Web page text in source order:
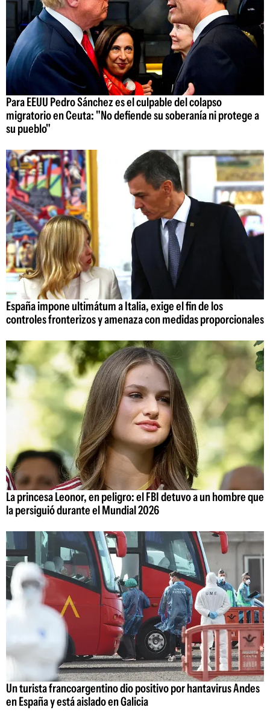
Para EEUU Pedro Sánchez es el culpable del colapso
migratorio en Ceuta: "No defiende su soberanía ni protege a
su pueblo"
España impone ultimátum a Italia, exige el fin de los
controles fronterizos y amenaza con medidas proporcionales
La princesa Leonor, en peligro: el FBI detuvo a un hombre que
la persiguió durante el Mundial 2026
Un turista francoargentino dio positivo por hantavirus Andes
en España y está aislado en Galicia